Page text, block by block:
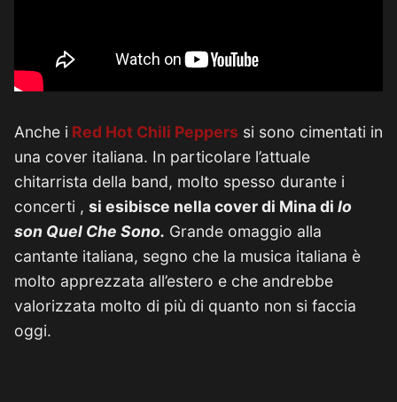
Anche i Red Hot Chili Peppers si sono cimentati in
una cover italiana. In particolare l’attuale
chitarrista della band, molto spesso durante i
concerti , si esibisce nella cover di Mina di Io
son Quel Che Sono. Grande omaggio alla
cantante italiana, segno che la musica italiana è
molto apprezzata all’estero e che andrebbe
valorizzata molto di più di quanto non si faccia
oggi.